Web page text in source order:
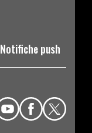
Notifiche push